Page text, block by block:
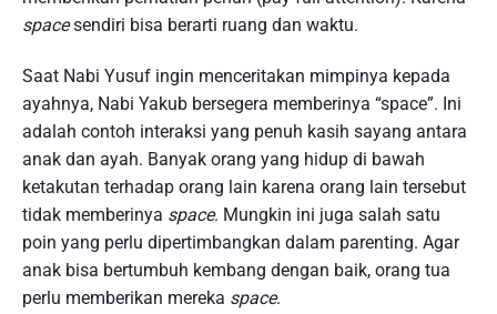
spacesendiri bisa berarti ruang dan waktu.
Saat Nabi Yusuf ingin menceritakan mimpinya kepada
ayahnya, Nabi Yakub bersegera memberinya “space”. Ini
adalah contoh interaksi yang penuh kasih sayang antara
anak dan ayah. Banyak orang yang hidup di bawah
ketakutan terhadap orang lain karena orang lain tersebut
tidak memberinya space. Mungkin ini juga salah satu
poin yang perlu dipertimbangkan dalam parenting. Agar
anak bisa bertumbuh kembang dengan baik, orang tua
perlu memberikan mereka space.